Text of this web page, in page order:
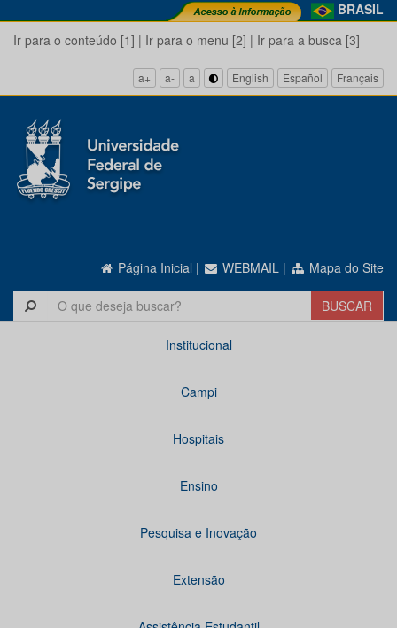
BRASIL
Ir para o conteúdo [1] | Ir para o menu [2] | Ir para a busca [3]
a+ a- a English Español Français
Página Inicial | WEBMAIL | Mapa do Site
Institucional
Campi
Hospitais
Ensino
Pesquisa e Inovação
Extensão